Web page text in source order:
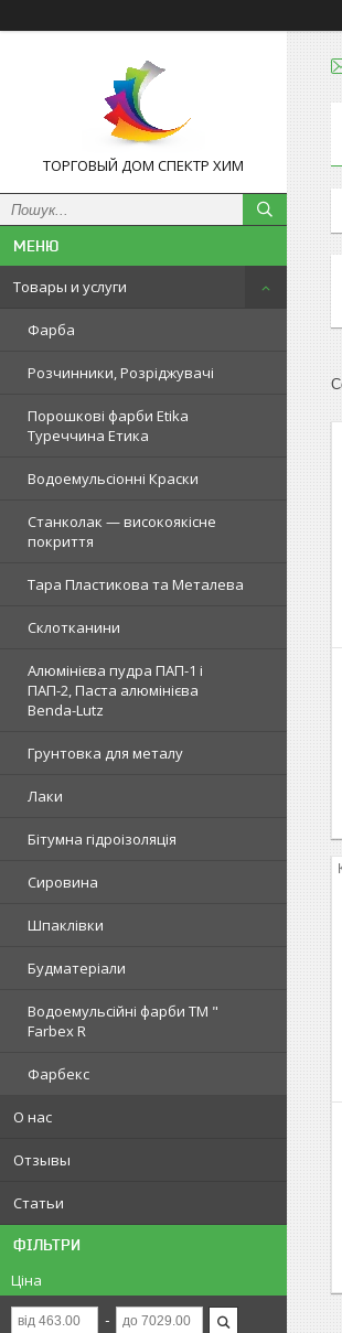
ТОРГОВЫЙ ДОМ СПЕКТР ХИМ
Товары и услуги
Фарба
Розчинники, Розріджувачі
Порошкові фарби Etika
Туреччина Етика
Водоемульсіонні Краски
Станколак — високоякісне
покриття
Тара Пластикова та Металева
Склотканини
Алюмінієва пудра ПАП-1 і
ПАП-2, Паста алюмінієва
Benda-Lutz
Грунтовка для металу
Лаки
Бітумна гідроізоляція
Сировина
Шпаклівки
Будматеріали
Водоемульсійні фарби ТМ "
Farbex R
Фарбекс
О нас
Отзывы
Статьи
ФІЛЬТРИ
Ціна